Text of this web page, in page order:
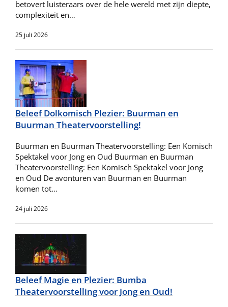
betovert luisteraars over de hele wereld met zijn diepte,
complexiteit en…
25 juli 2026
Beleef Dolkomisch Plezier: Buurman en
Buurman Theatervoorstelling!
Buurman en Buurman Theatervoorstelling: Een Komisch
Spektakel voor Jong en Oud Buurman en Buurman
Theatervoorstelling: Een Komisch Spektakel voor Jong
en Oud De avonturen van Buurman en Buurman
komen tot…
24 juli 2026
Beleef Magie en Plezier: Bumba
Theatervoorstelling voor Jong en Oud!